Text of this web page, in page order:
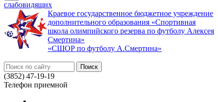
слабовидящих
Краевое государственное бюджетное учреждение
дополнительного образования «Спортивная
школа олимпийского резерва по футболу Алексея
Смертина»
«СШОР по футболу А.Смертина»
(3852) 47-19-19
Телефон приемной